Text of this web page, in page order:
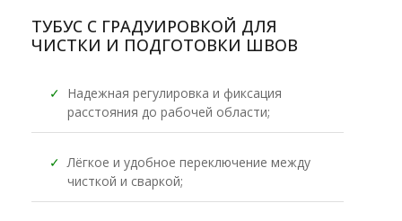
ТУБУС С ГРАДУИРОВКОЙ ДЛЯ
ЧИСТКИ И ПОДГОТОВКИ ШВОВ
✓ Надежная регулировка и фиксация
расстояния до рабочей области;
✓ Лёгкое и удобное переключение между
чисткой и сваркой;